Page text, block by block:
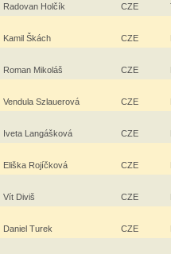
Radovan Holčík CZE
Kamil Škách CZE
Roman Mikoláš CZE
Vendula Szlauerová CZE
Iveta Langášková CZE
Eliška Rojíčková CZE
Vít Diviš CZE
Daniel Turek CZE